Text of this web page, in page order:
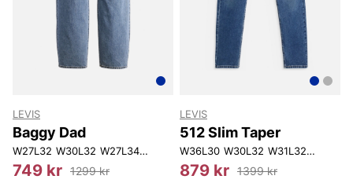
LEVIS
Baggy Dad
W27L32 W30L32 W27L34 W28L30 W29L32 W26L32 W27L30
749 kr 1299 kr
LEVIS
512 Slim Taper
W36L30 W30L32 W31L32 W34L34
879 kr 1399 kr